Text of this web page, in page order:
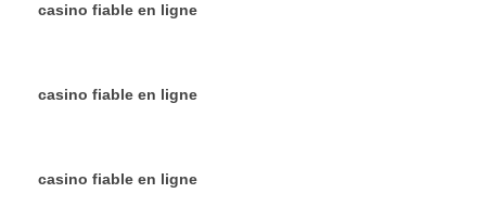
casino fiable en ligne
casino fiable en ligne
casino fiable en ligne